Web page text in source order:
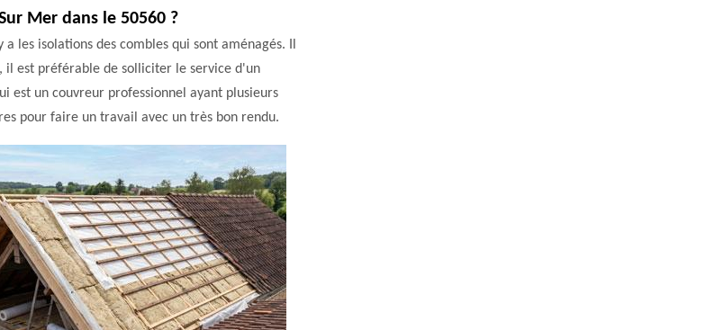
Mer dans le 50560 ?
les isolations des combles qui sont aménagés. Il
il est préférable de solliciter le service d'un
est un couvreur professionnel ayant plusieurs
pour faire un travail avec un très bon rendu.